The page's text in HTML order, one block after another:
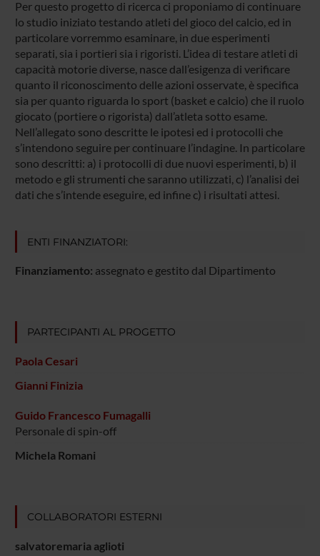
Per questo progetto di ricerca ci proponiamo di continuare
lo studio iniziato testando atleti del gioco del calcio, ed in
particolare vorremmo esaminare, in due esperimenti
separati, sia i portieri sia i rigoristi. L’idea di testare atleti di
capacità motorie diverse, nasce dall’esigenza di verificare
quanto il riconoscimento delle azioni osservate, è specifica
sia per quanto riguarda lo sport (basket e calcio) che il ruolo
giocato (portiere o rigorista) dall’atleta sotto esame.
Nell’allegato sono descritte le ipotesi ed i protocolli che
s’intendono seguire per continuare l’indagine. In particolare
sono descritti: a) i protocolli di due nuovi esperimenti, b) il
metodo e gli strumenti che saranno utilizzati, c) l’analisi dei
dati che s’intende eseguire, ed infine c) i risultati attesi.
ENTI FINANZIATORI:
Finanziamento: assegnato e gestito dal Dipartimento
PARTECIPANTI AL PROGETTO
Paola Cesari
Gianni Finizia
Guido Francesco Fumagalli
Personale di spin-off
Michela Romani
COLLABORATORI ESTERNI
salvatoremaria aglioti